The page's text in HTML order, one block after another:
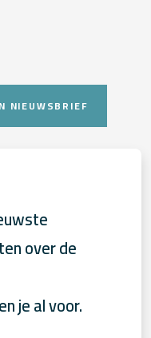
NIEUWSBRIEF
over de
je al voor.